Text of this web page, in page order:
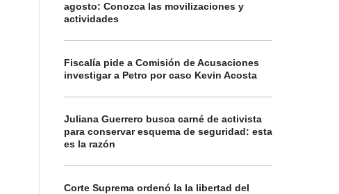
agosto: Conozca las movilizaciones y
actividades
Fiscalía pide a Comisión de Acusaciones
investigar a Petro por caso Kevin Acosta
Juliana Guerrero busca carné de activista
para conservar esquema de seguridad: esta
es la razón
Corte Suprema ordenó la la libertad del